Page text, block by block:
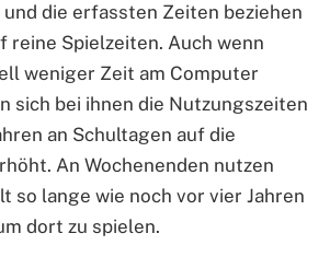
die erfassten Zeiten beziehen
reine Spielzeiten. Auch wenn
weniger Zeit am Computer
sich bei ihnen die Nutzungszeiten
an Schultagen auf die
An Wochenenden nutzen
so lange wie noch vor vier Jahren
dort zu spielen.